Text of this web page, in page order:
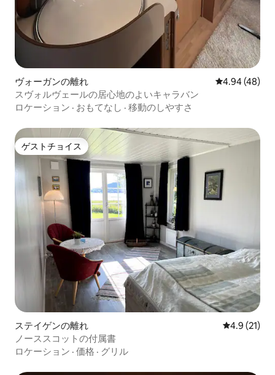
ヴォーガンの離れ レビュー48
4.94 (48)
スヴォルヴェールの居心地のよいキャラバン
ロケーション · おもてなし · 移動のしやすさ
ゲストチョイス
ゲストチョイス
ステイゲンの離れ レビュー21
4.9 (21)
ノーススコットの付属書
ロケーション · 価格 · グリル